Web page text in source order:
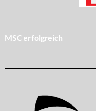
MSC erfolgreich